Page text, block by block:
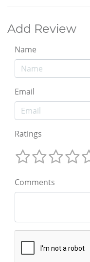
Add Review
Name
Email
Ratings
Comments